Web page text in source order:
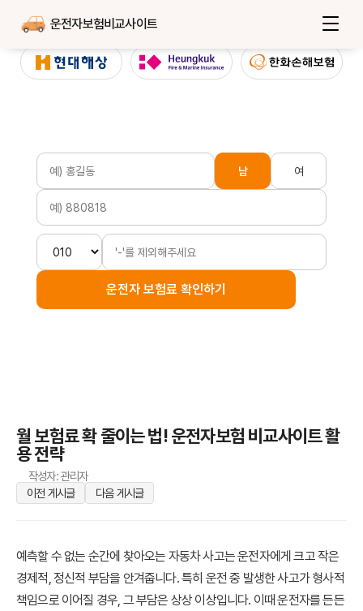
운전자보험비교사이트
남 여
운전자 보험료 확인하기
월 보험료 확 줄이는 법! 운전자보험 비교사이트 활
용 전략
작성자: 관리자
이전 게시글
다음 게시글
예측할 수 없는 순간에 찾아오는 자동차 사고는 운전자에게 크고 작은
경제적, 정신적 부담을 안겨줍니다. 특히 운전 중 발생한 사고가 형사적
책임으로 이어질 경우, 그 부담은 상상 이상입니다. 이때 운전자를 든든